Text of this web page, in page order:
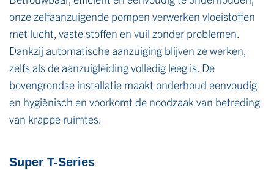
onze zelfaanzuigende pompen verwerken vloeistoffen
met lucht, vaste stoffen en vuil zonder problemen.
Dankzij automatische aanzuiging blijven ze werken,
zelfs als de aanzuigleiding volledig leeg is. De
bovengrondse installatie maakt onderhoud eenvoudig
en hygiënisch en voorkomt de noodzaak van betreding
van krappe ruimtes.
Super T-Series